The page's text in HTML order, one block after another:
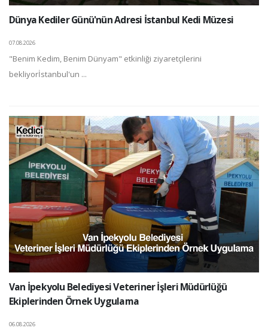
Dünya Kediler Günü'nün Adresi İstanbul Kedi Müzesi
07.08.2026
"Benim Kedim, Benim Dünyam" etkinliği ziyaretçilerini
bekliyorİstanbul'un ...
Van İpekyolu Belediyesi Veteriner İşleri Müdürlüğü
Ekiplerinden Örnek Uygulama
06.08.2026